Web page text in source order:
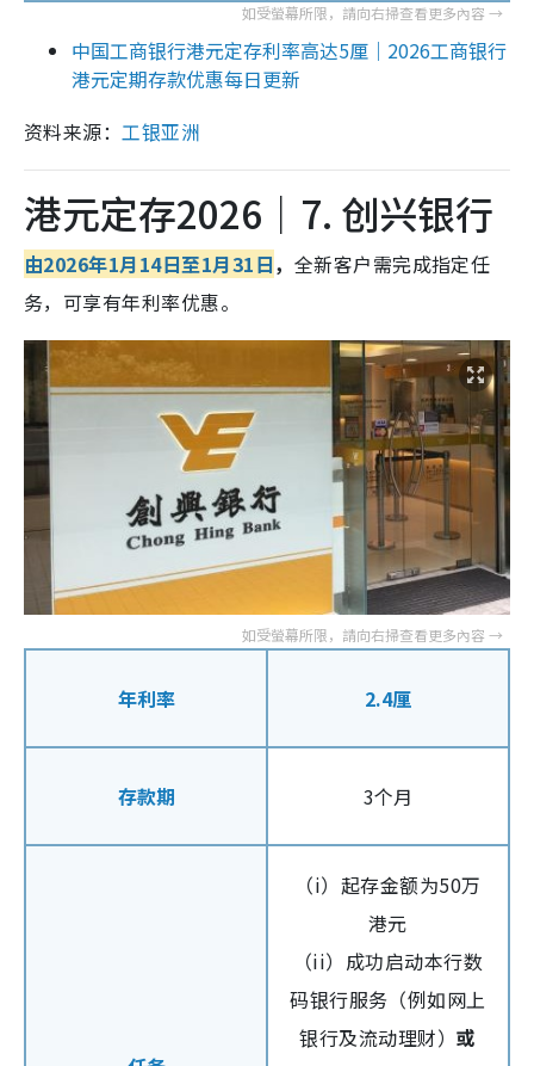
中国工商银行港元定存利率高达5厘｜2026工商银行
港元定期存款优惠每日更新
资料来源：工银亚洲
港元定存2026｜7. 创兴银行
由2026年1月14日至1月31日， 全新客户需完成指定任
务，可享有年利率优惠。
年利率 2.4厘
存款期 3个月
（i）起存金额为50万
港元
（ii）成功启动本行数
码银行服务（例如网上
银行及流动理财）或